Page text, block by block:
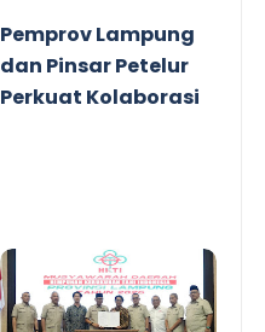
Pemprov Lampung
dan Pinsar Petelur
Perkuat Kolaborasi